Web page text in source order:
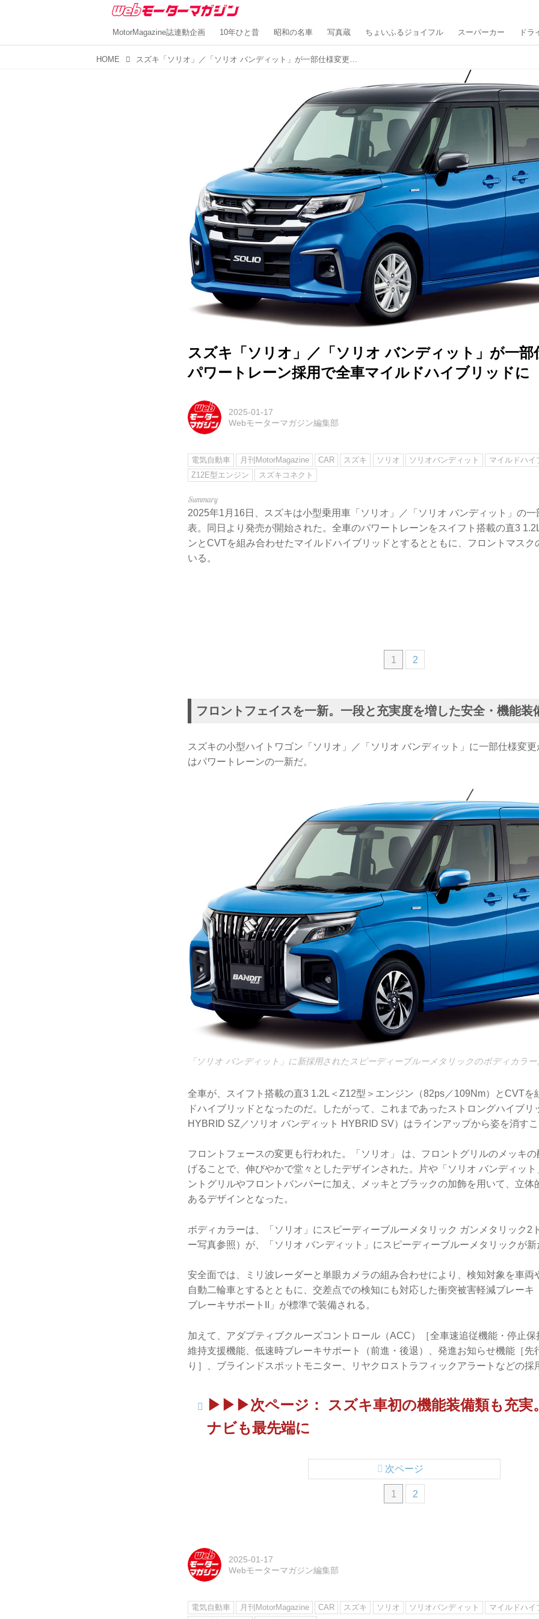
MotorMagazine誌連動企画 10年ひと昔 昭和の名車 写真蔵 ちょいふるジョイフル スーパーカー ドラ
HOME スズキ「ソリオ」／「ソリオ バンディット」が一部仕様変更。新パワートレーン採用で全車マイルドハイブリッドに
スズキ「ソリオ」／「ソリオ バンディット」が一部
パワートレーン採用で全車マイルドハイブリッドに
2025-01-17
Webモーターマガジン編集部
電気自動車 月刊MotorMagazine CAR スズキ ソリオ ソリオバンディット
マイルドハイ
Z12E型エンジン
スズキコネクト
2025年1月16日、スズキは小型乗用車「ソリオ」／「ソリオ バンディット」の
表。同日より発売が開始された。全車のパワートレーンをスイフト搭載の直3
ンとCVTを組み合わせたマイルドハイブリッドとするとともに、フロントマスク
いる。
1 2
フロントフェイスを一新。一段と充実度を増した安全・機能装
スズキの小型ハイトワゴン「ソリオ」／「ソリオ バンディット」に一部仕様変
はパワートレーンの一新だ。
「ソリオ バンディット」に新採用されたスピーディーブルーメタリックのボディカラー
全車が、スイフト搭載の直3 1.2L＜Z12型＞エンジン（82ps／109Nm）とCVTを
ドハイブリッドとなったのだ。したがって、これまであったストロングハイブリ
HYBRID SZ／ソリオ バンディット HYBRID SV）はラインアップから姿を消す
フロントフェースの変更も行われた。「ソリオ」 は、フロントグリルのメッキ
げることで、伸びやかで堂々としたデザインされた。片や「ソリオ バンディッ
ントグリルやフロントバンパーに加え、メッキとブラックの加飾を用いて、立体
あるデザインとなった。
ボディカラーは、「ソリオ」にスピーディーブルーメタリック ガンメタリック2
ー写真参照）が、「ソリオ バンディット」にスピーディーブルーメタリックが
安全面では、ミリ波レーダーと単眼カメラの組み合わせにより、検知対象を車両
自動二輪車とするとともに、交差点での検知にも対応した衝突被害軽減ブレーキ
ブレーキサポートII」が標準で装備される。
加えて、アダプティブクルーズコントロール（ACC）［全車速追従機能・停止
維持支援機能、低速時ブレーキサポート（前進・後退）、発進お知らせ機能［先
り］、ブラインドスポットモニター、リヤクロストラフィックアラートなどの採
▶▶▶次ページ： スズキ車初の機能装備類も充実
ナビも最先端に
1 2
次ページ
2025-01-17
Webモーターマガジン編集部
電気自動車 月刊MotorMagazine CAR スズキ ソリオ ソリオバンディット
マイルドハイ